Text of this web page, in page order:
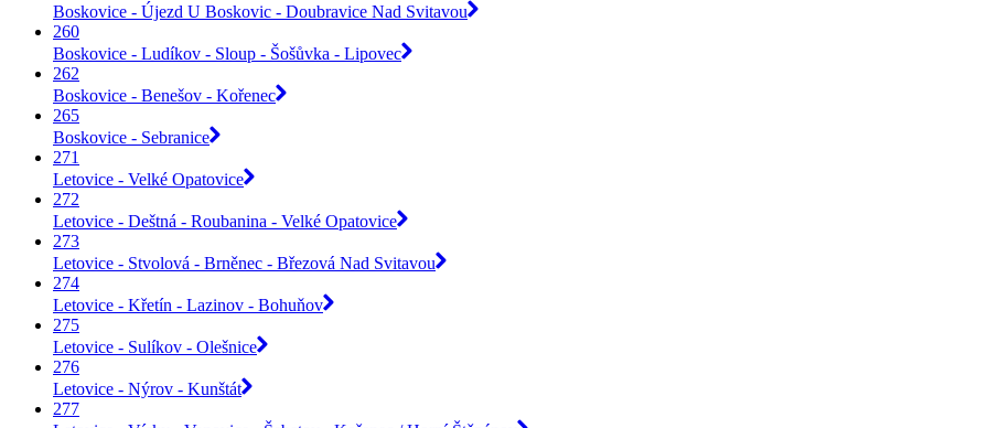
Boskovice - Újezd U Boskovic - Doubravice Nad Svitavou
260
Boskovice - Ludíkov - Sloup - Šošůvka - Lipovec
262
Boskovice - Benešov - Kořenec
265
Boskovice - Sebranice
271
Letovice - Velké Opatovice
272
Letovice - Deštná - Roubanina - Velké Opatovice
273
Letovice - Stvolová - Brněnec - Březová Nad Svitavou
274
Letovice - Křetín - Lazinov - Bohuňov
275
Letovice - Sulíkov - Olešnice
276
Letovice - Nýrov - Kunštát
277